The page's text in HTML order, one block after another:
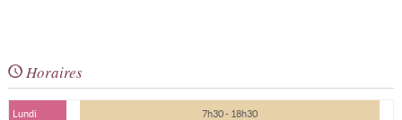
Horaires
Lundi 7h30 - 18h30